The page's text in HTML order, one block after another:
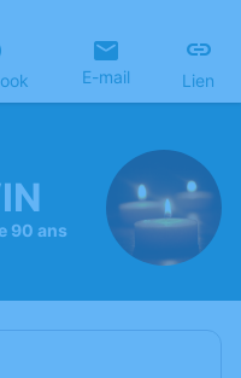
E-mail Lien
90 ans